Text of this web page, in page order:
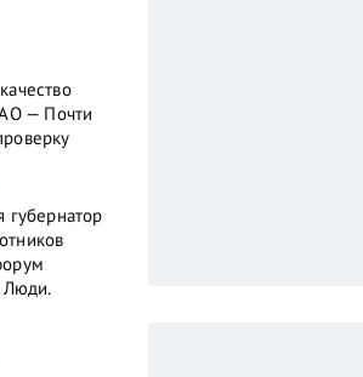
— Почти
губернатор
Люди.